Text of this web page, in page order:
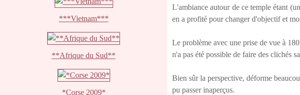
***Vietnam***
**Afrique du Sud**
*Corse 2009*
L'ambiance autour de ce temple étant
en a profité pour changer d'objectif et
Le problème avec une prise de vue à
n'a pas été possible de faire des clichés
Bien sûr la perspective, déforme
pu passer inaperçus.